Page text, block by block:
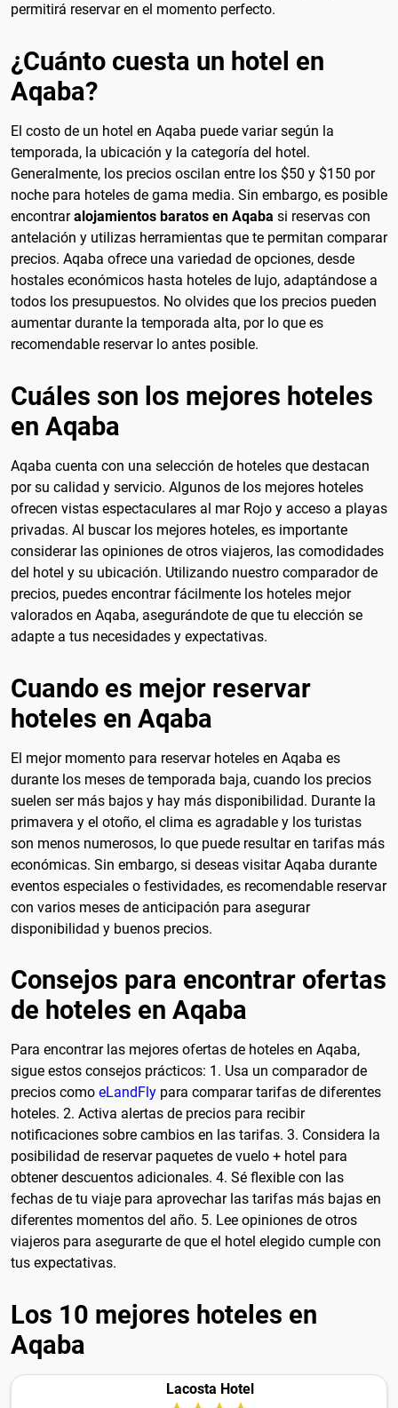
permitirá reservar en el momento perfecto.
¿Cuánto cuesta un hotel en
Aqaba?
El costo de un hotel en Aqaba puede variar según la
temporada, la ubicación y la categoría del hotel.
Generalmente, los precios oscilan entre los $50 y $150 por
noche para hoteles de gama media. Sin embargo, es posible
encontraralojamientos baratos en Aqaba si reservas con
antelación y utilizas herramientas que te permitan comparar
precios. Aqaba ofrece una variedad de opciones, desde
hostales económicos hasta hoteles de lujo, adaptándose a
todos los presupuestos. No olvides que los precios pueden
aumentar durante la temporada alta, por lo que es
recomendable reservar lo antes posible.
Cuáles son los mejores hoteles
en Aqaba
Aqaba cuenta con una selección de hoteles que destacan
por su calidad y servicio. Algunos de los mejores hoteles
ofrecen vistas espectaculares al mar Rojo y acceso a playas
privadas. Al buscar los mejores hoteles, es importante
considerar las opiniones de otros viajeros, las comodidades
del hotel y su ubicación. Utilizando nuestro comparador de
precios, puedes encontrar fácilmente los hoteles mejor
valorados en Aqaba, asegurándote de que tu elección se
adapte a tus necesidades y expectativas.
Cuando es mejor reservar
hoteles en Aqaba
El mejor momento para reservar hoteles en Aqaba es
durante los meses de temporada baja, cuando los precios
suelen ser más bajos y hay más disponibilidad. Durante la
primavera y el otoño, el clima es agradable y los turistas
son menos numerosos, lo que puede resultar en tarifas más
económicas. Sin embargo, si deseas visitar Aqaba durante
eventos especiales o festividades, es recomendable reservar
con varios meses de anticipación para asegurar
disponibilidad y buenos precios.
Consejos para encontrar ofertas
de hoteles en Aqaba
Para encontrar las mejores ofertas de hoteles en Aqaba,
sigue estos consejos prácticos: 1. Usa un comparador de
precios como eLandFly para comparar tarifas de diferentes
hoteles. 2. Activa alertas de precios para recibir
notificaciones sobre cambios en las tarifas. 3. Considera la
posibilidad de reservar paquetes de vuelo + hotel para
obtener descuentos adicionales. 4. Sé flexible con las
fechas de tu viaje para aprovechar las tarifas más bajas en
diferentes momentos del año. 5. Lee opiniones de otros
viajeros para asegurarte de que el hotel elegido cumple con
tus expectativas.
Los 10 mejores hoteles en
Aqaba
Lacosta Hotel